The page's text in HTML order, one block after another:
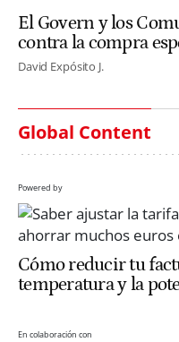
El Govern y los
contra la compra
David Expósito J.
Global Content
Powered by
Cómo reducir tu
temperatura y la
En colaboración con